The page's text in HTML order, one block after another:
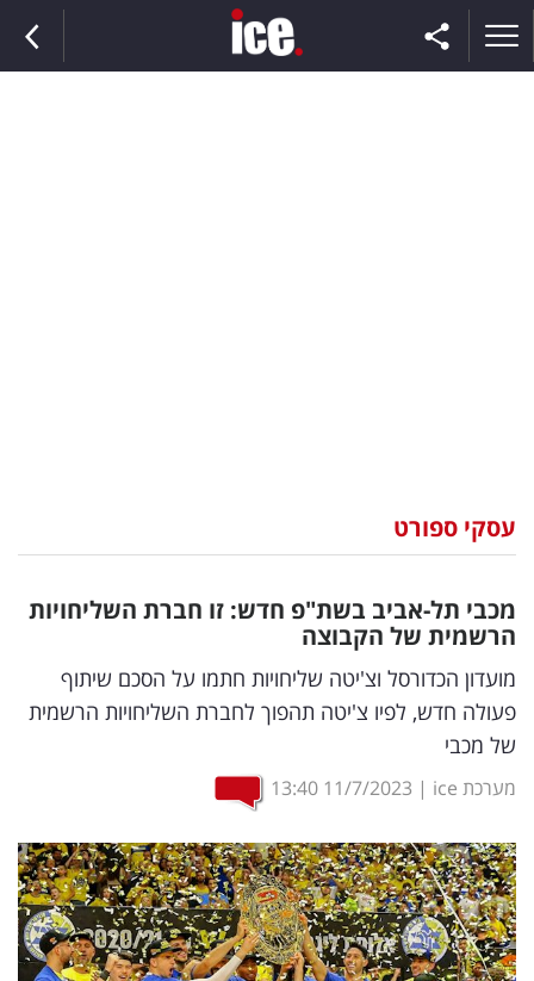
וצרכנות
דיגיטל
וטק
שיווק
ופרסום
מדדים
ומחקרים
דעות
עסקי ספורט
מכבי תל-אביב בשת"פ חדש: זו חברת השליחויות
הרשמית של הקבוצה
מועדון הכדורסל וצ'יטה שליחויות חתמו על הסכם שיתוף
פעולה חדש, לפיו צ'יטה תהפוך לחברת השליחויות הרשמית
של מכבי
מערכת ice |
11/7/2023
13:40